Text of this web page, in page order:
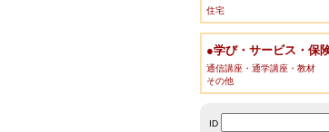
住宅
●学び・サービス・保
通信講座・通学講座・教材
その他
ID